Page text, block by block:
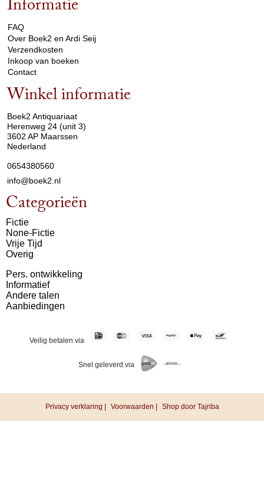
Informatie
FAQ
Over Boek2 en Ardi Seij
Verzendkosten
Inkoop van boeken
Contact
Winkel informatie
Boek2 Antiquariaat
Herenweg 24 (unit 3)
3602 AP Maarssen
Nederland
0654380560
info@boek2.nl
Categorieën
Fictie
None-Fictie
Vrije Tijd
Overig
Pers. ontwikkeling
Informatief
Andere talen
Aanbiedingen
Veilig betalen via
Snel geleverd via
Privacy verklaring | Voorwaarden | Shop door Tajriba